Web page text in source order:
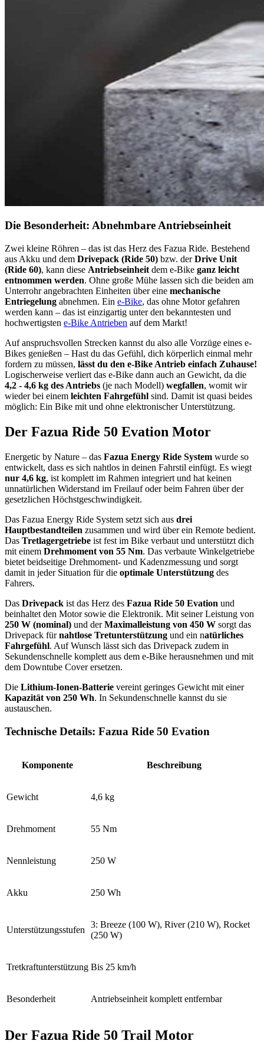
Die Besonderheit: Abnehmbare Antriebseinheit
Zwei kleine Röhren – das ist das Herz des Fazua Ride. Bestehend
aus Akku und dem Drivepack (Ride 50) bzw. derDrive Unit
(Ride 60), kann diese Antriebseinheit dem e-Bike ganz leicht
entnommen werden. Ohne große Mühe lassen sich die beiden am
Unterrohr angebrachten Einheiten über eine mechanische
Entriegelung abnehmen. Ein e-Bike, das ohne Motor gefahren
werden kann – das ist einzigartig unter den bekanntesten und
hochwertigsten e-Bike Antrieben auf dem Markt!
Auf anspruchsvollen Strecken kannst du also alle Vorzüge eines e-
Bikes genießen – Hast du das Gefühl, dich körperlich einmal mehr
fordern zu müssen, lässt du den e-Bike Antrieb einfach Zuhause!
Logischerweise verliert das e-Bike dann auch an Gewicht, da die
4,2 - 4,6 kg des Antriebs (je nach Modell) wegfallen, womit wir
wieder bei einem leichten Fahrgefühl sind. Damit ist quasi beides
möglich: Ein Bike mit und ohne elektronischer Unterstützung.
Der Fazua Ride 50 Evation Motor
Energetic by Nature – das Fazua Energy Ride System wurde so
entwickelt, dass es sich nahtlos in deinen Fahrstil einfügt. Es wiegt
nur 4,6 kg, ist komplett im Rahmen integriert und hat keinen
unnatürlichen Widerstand im Freilauf oder beim Fahren über der
gesetzlichen Höchstgeschwindigkeit.
Das Fazua Energy Ride System setzt sich aus drei
Hauptbestandteilen zusammen und wird über ein Remote bedient.
Das Tretlagergetriebe ist fest im Bike verbaut und unterstützt dich
mit einem Drehmoment von 55 Nm. Das verbaute Winkelgetriebe
bietet beidseitige Drehmoment- und Kadenzmessung und sorgt
damit in jeder Situation für die optimale Unterstützung des
Fahrers.
Das Drivepack ist das Herz des Fazua Ride 50 Evation und
beinhaltet den Motor sowie die Elektronik. Mit seiner Leistung von
250 W (nominal) und derMaximalleistung von 450 W sorgt das
Drivepack fürnahtlose Tretunterstützung und ein natürliches
Fahrgefühl. Auf Wunsch lässt sich das Drivepack zudem in
Sekundenschnelle komplett aus dem e-Bike herausnehmen und mit
dem Downtube Cover ersetzen.
Die Lithium-Ionen-Batterie vereint geringes Gewicht mit einer
Kapazität von 250 Wh. In Sekundenschnelle kannst du sie
austauschen.
Technische Details: Fazua Ride 50 Evation
Komponente Beschreibung
Gewicht 4,6 kg
Drehmoment 55 Nm
Nennleistung 250 W
Akku 250 Wh
Unterstützungsstufen
3: Breeze (100 W), River (210 W), Rocket
(250 W)
Tretkraftunterstützung Bis 25 km/h
Besonderheit Antriebseinheit komplett entfernbar
Der Fazua Ride 50 Trail Motor